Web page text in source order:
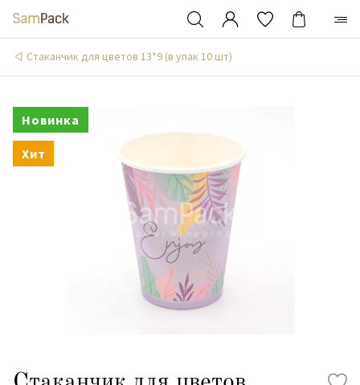
Стаканчик для цветов 13*9 (в упак 10 шт)
Новинка
Хит